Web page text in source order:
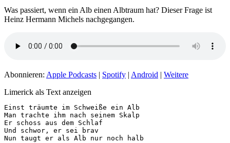
Was passiert, wenn ein Alb einen Albtraum hat? Dieser Frage ist
Heinz Hermann Michels nachgegangen.
Abonnieren: Apple Podcasts | Spotify | Android | Weitere
Limerick als Text anzeigen
Einst träumte im Schweiße ein Alb
Man trachte ihm nach seinem Skalp
Er schoss aus dem Schlaf
Und schwor, er sei brav
Nun taugt er als Alb nur noch halb